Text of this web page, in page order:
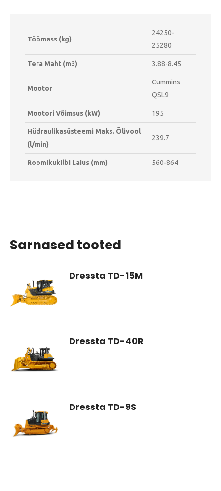
Töömass (kg)
24250-
25280
Tera Maht (m3) 3.88-8.45
Mootor
Cummins
QSL9
Mootori Võimsus (kW) 195
Hüdraulikasüsteemi Maks. Õlivool
(l/min)
239.7
Roomikukilbi Laius (mm) 560-864
Sarnased tooted
Dressta TD-15M
Dressta TD-40R
Dressta TD-9S